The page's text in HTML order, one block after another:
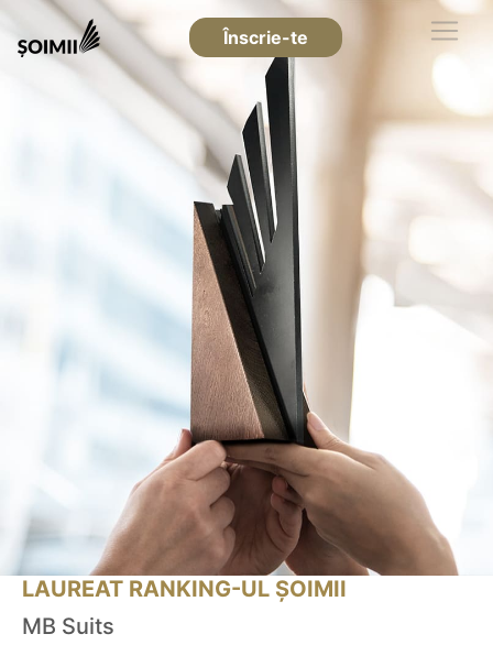
Înscrie-te
LAUREAT RANKING-UL ȘOIMII
MB Suits